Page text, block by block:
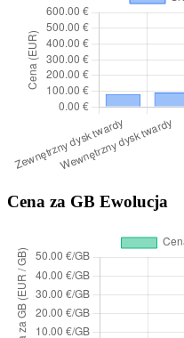
Cena za GB Ewolucja